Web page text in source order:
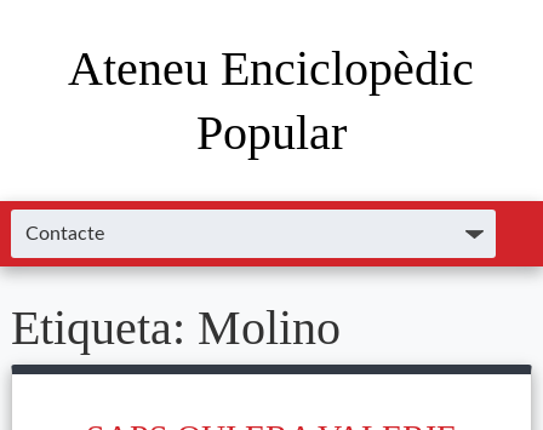
Ateneu Enciclopèdic
Popular
Etiqueta: Molino